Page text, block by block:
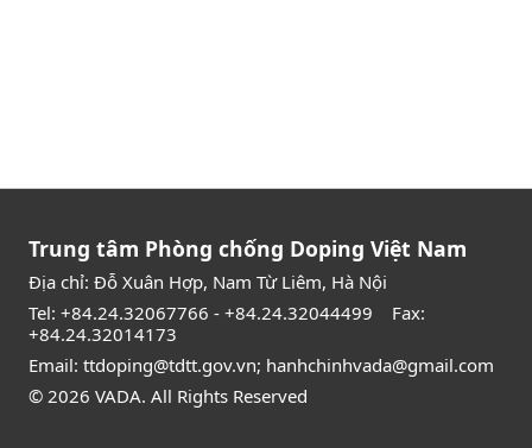
Trung tâm Phòng chống Doping Việt Nam
Địa chỉ: Đỗ Xuân Hợp, Nam Từ Liêm, Hà Nội
Tel: +84.24.32067766 - +84.24.32044499 Fax:
+84.24.32014173
Email: ttdoping@tdtt.gov.vn; hanhchinhvada@gmail.com
© 2026 VADA. All Rights Reserved